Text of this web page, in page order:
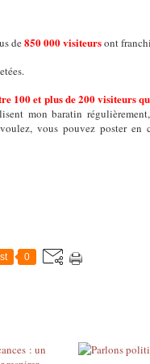
de850 000 visiteursont
100 et plus de 200 visiteurs
mon baratin
vous pouvez poster
0